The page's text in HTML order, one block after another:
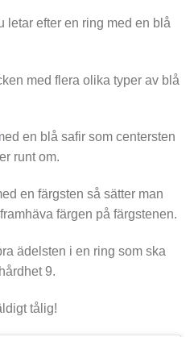
letar efter en ring med en blå
med flera olika typer av blå
en blå safir som centersten
runt om.
en färgsten så sätter man
färgen på färgstenen.
ädelsten i en ring som ska
9.
tålig!